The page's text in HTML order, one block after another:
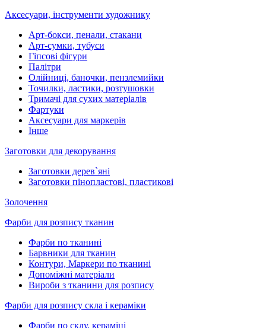
Аксесуари, інструменти художнику
Арт-бокси, пенали, стакани
Арт-сумки, тубуси
Гіпсові фігури
Палітри
Олійниці, баночки, пензлемийки
Точилки, ластики, розтушовки
Тримачі для сухих матеріалів
Фартуки
Аксесуари для маркерів
Інше
Заготовки для декорування
Заготовки дерев`яні
Заготовки пінопластові, пластикові
Золочення
Фарби для розпису тканин
Фарби по тканині
Барвники для тканин
Контури, Маркери по тканині
Допоміжні матеріали
Вироби з тканини для розпису
Фарби для розпису скла і кераміки
Фарби по склу, кераміці